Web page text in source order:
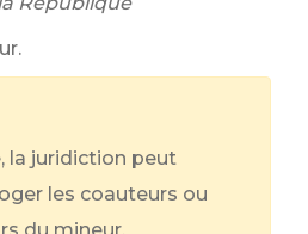
la juridiction peut
les coauteurs ou